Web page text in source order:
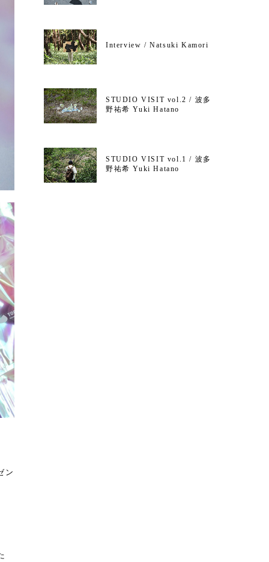
ン
Interview / Natsuki Kamori
STUDIO VISIT vol.2 / 波多
野祐希 Yuki Hatano
STUDIO VISIT vol.1 / 波多
野祐希 Yuki Hatano